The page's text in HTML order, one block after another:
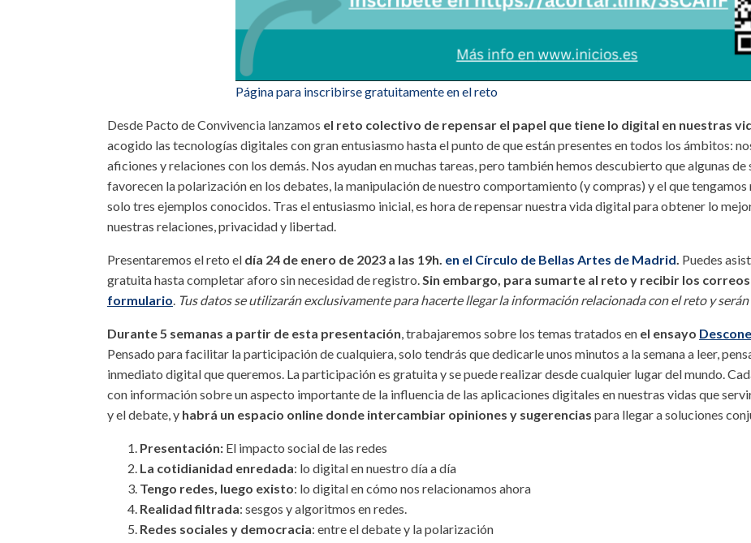
Página para inscribirse gratuitamente en el reto
Desde Pacto de Convivencia lanzamos el reto colectivo de repensar el papel que tiene lo digital en nuestras
acogido las tecnologías digitales con gran entusiasmo hasta el punto de que están presentes en todos los ámbitos:
aficiones y relaciones con los demás. Nos ayudan en muchas tareas, pero también hemos descubierto que algunas
favorecen la polarización en los debates, la manipulación de nuestro comportamiento (y compras) y el que
solo tres ejemplos conocidos. Tras el entusiasmo inicial, es hora de repensar nuestra vida digital para obtener lo
nuestras relaciones, privacidad y libertad.
Presentaremos el reto el día 24 de enero de 2023 a las 19h. en el Círculo de Bellas Artes de Madrid. Puedes
gratuita hasta completar aforo sin necesidad de registro.Sin embargo, para sumarte al reto y recibir los
formulario. Tus datos se utilizarán exclusivamente para hacerte llegar la información relacionada con el reto y
Durante 5 semanas a partir de esta presentación, trabajaremos sobre los temas tratados en el ensayo
Pensado para facilitar la participación de cualquiera, solo tendrás que dedicarle unos minutos a la semana a leer,
inmediato digital que queremos. La participación es gratuita y se puede realizar desde cualquier lugar del mundo.
con información sobre un aspecto importante de la influencia de las aplicaciones digitales en nuestras vidas que
y el debate, y habrá un espacio online donde intercambiar opiniones y sugerencias para llegar a soluciones
Presentación: El impacto social de las redes
La cotidianidad enredada: lo digital en nuestro día a día
Tengo redes, luego existo: lo digital en cómo nos relacionamos ahora
Realidad filtrada: sesgos y algoritmos en redes.
Redes sociales y democracia: entre el debate y la polarización